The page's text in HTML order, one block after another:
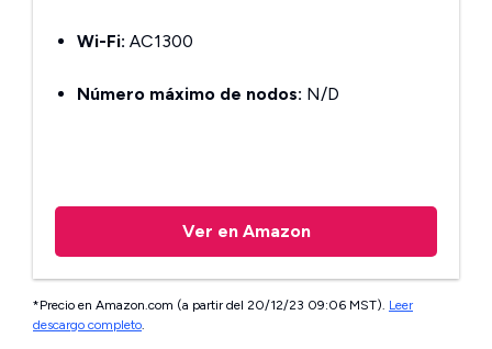
Wi-Fi: AC1300
Número máximo de nodos: N/D
Ver en Amazon
*Precio en Amazon.com (a partir del 20/12/23 09:06 MST). Leer
descargo completo.